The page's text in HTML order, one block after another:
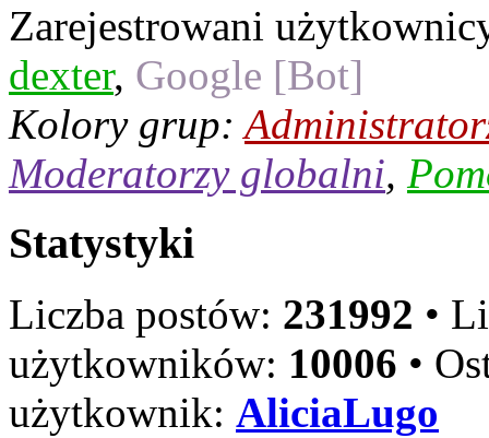
Zarejestrowani
dexter, Google [Bot]
Kolory grup:
Moderatorzy globalni,
Statystyki
Liczba postów: 231992 •
użytkowników: 10006 •
użytkownik: AliciaLugo